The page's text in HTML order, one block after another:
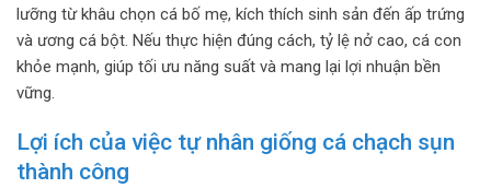
lưỡng từ khâu chọn cá bố mẹ, kích thích sinh sản đến ấp trứng
và ương cá bột. Nếu thực hiện đúng cách, tỷ lệ nở cao, cá con
khỏe mạnh, giúp tối ưu năng suất và mang lại lợi nhuận bền
vững.
Lợi ích của việc tự nhân giống cá chạch sụn
thành công